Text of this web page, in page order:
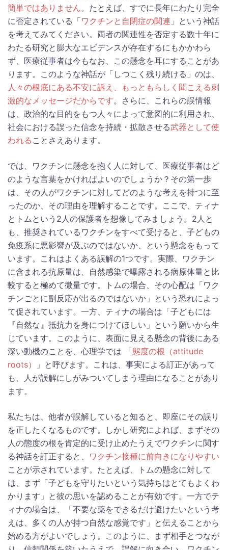
簡単ではありません。たとえば、すでに長年にわたり完全
に否定されている「ワクチンと自閉症の関連 」という神話
を考えてみてください。両者の関連性を否定する数十年に
わたる研究と膨大なエビデンスが存在するにもかかわら
ず、医療従事者は今もなお、この懸念を耳にすることがあ
ります。このような神話が「しつこく残り続ける」のは、
人々の根底にある不安に訴え、もっともらしく聞こえる刺
激的なメッセージだからです。さらに、これらの誤情報
は、政治的な目的をもつ人々によって意図的に利用され、
社会における誤った信念を持続・拡散させる武器として使
われる ことさえあります。
では、ワクチンに懸念を抱く人に対して、医療従事者はど
のような言葉をかければよいのでしょうか？その第一歩
は、その人がワクチンに対してどのような考えを持つに至
ったのか、その理由を理解することです。ここで、ティナ
とトムという2人の保護者を想像してみましょう。2人と
も、推奨されているワクチンをすべて受けると、子どもの
免疫系に悪影響が及ぶのではないか、という懸念をもって
います。これはよくある誤解の1つです。実際、ワクチン
に含まれる抗原量は、自然感染で曝露される病原体量と比
較すると極めて微量です。トムの場合、その心配は「ワク
チンごとに副反応が出るのではないか」という恐れによっ
て促されています。一方、ティナの場合は「子どもには
『自然な』抵抗力を身につけてほしい」という願いから生
じています。このように、表面に見える懸念の背後にある
深い動機のことを、心理学では 「態度の根（attitude
roots）
」と呼びます。これは、事実による訂正があって
も、人が誤解にしがみついてしまう理由になることがあり
ます。
私たちは、他者が誤解していると知ると、即座にその誤り
を正したくなるものです。しかし研究によれば、まずその
人の態度の根を肯定的に受け止めたうえでワクチンに関す
る神話を訂正すると、 ワクチン接種に前向きになりやすい
ことが示されています。たとえば、トムの懸念に対して
は、まず「子どもを守りたいという気持ちはとてもよくわ
かります」と彼の思いを認めることが有効です。一方でテ
ィナの場合は、「不要な薬をできるだけ避けたいという考
えは、多くの人が持つ自然な感覚です」と伝えることから
始める方がよいでしょう。このように、まず相手とつなが